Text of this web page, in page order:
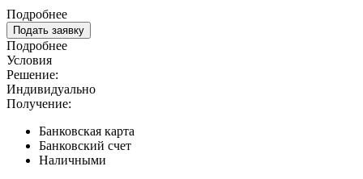
Подробнее
Подать заявку
Подробнее
Условия
Решение:
Индивидуально
Получение:
Банковская карта
Банковский счет
Наличными